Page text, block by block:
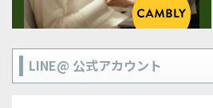
LINE@ 公式アカウント